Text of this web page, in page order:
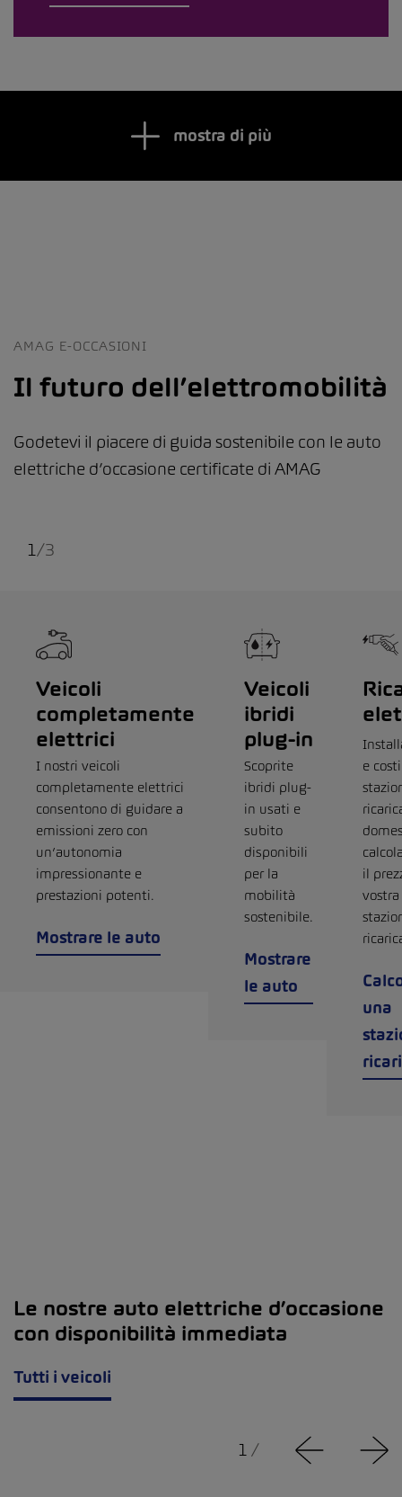
mostra di più
AMAG E-OCCASIONI
Il futuro dell’elettromobilità
Godetevi il piacere di guida sostenibile con le auto
elettriche d’occasione certificate di AMAG
1/3
Veicoli
completamente
elettrici
I nostri veicoli
completamente elettrici
consentono di guidare a
emissioni zero con
un’autonomia
impressionante e
prestazioni potenti.
Mostrare le auto
Veicoli
ibridi
plug-in
Scoprite
ibridi plug-
in usati e
subito
disponibili
per la
mobilità
sostenibile.
Mostrare
le auto
e
il
vostra
una
Le nostre auto elettriche d’occasione
con disponibilità immediata
Tutti i veicoli
1 /